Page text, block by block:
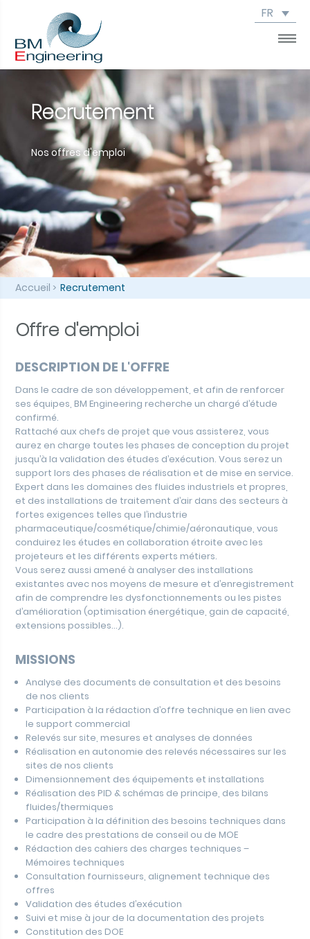
FR
Recrutement
Nos offres d'emploi
Accueil > Recrutement
Offre d'emploi
DESCRIPTION DE L'OFFRE
Dans le cadre de son développement, et afin de renforcer
ses équipes, BM Engineering recherche un chargé d’étude
confirmé.
Rattaché aux chefs de projet que vous assisterez, vous
aurez en charge toutes les phases de conception du projet
jusqu’à la validation des études d’exécution. Vous serez un
support lors des phases de réalisation et de mise en service.
Expert dans les domaines des fluides industriels et propres,
et des installations de traitement d’air dans des secteurs à
fortes exigences telles que l’industrie
pharmaceutique/cosmétique/chimie/aéronautique, vous
conduirez les études en collaboration étroite avec les
projeteurs et les différents experts métiers.
Vous serez aussi amené à analyser des installations
existantes avec nos moyens de mesure et d’enregistrement
afin de comprendre les dysfonctionnements ou les pistes
d’amélioration (optimisation énergétique, gain de capacité,
extensions possibles…).
MISSIONS
Analyse des documents de consultation et des besoins
de nos clients
Participation à la rédaction d’offre technique en lien avec
le support commercial
Relevés sur site, mesures et analyses de données
Réalisation en autonomie des relevés nécessaires sur les
sites de nos clients
Dimensionnement des équipements et installations
Réalisation des PID & schémas de principe, des bilans
fluides/thermiques
Participation à la définition des besoins techniques dans
le cadre des prestations de conseil ou de MOE
Rédaction des cahiers des charges techniques –
Mémoires techniques
Consultation fournisseurs, alignement technique des
offres
Validation des études d’exécution
Suivi et mise à jour de la documentation des projets
Constitution des DOE